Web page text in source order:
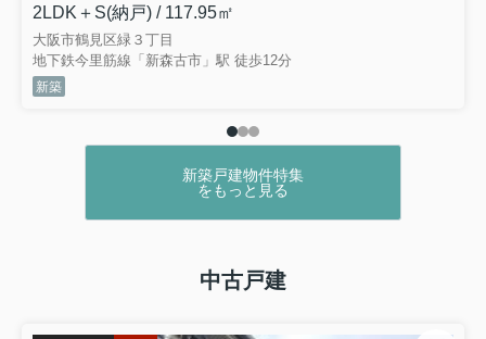
2LDK＋S(納戸) / 117.95㎡
大阪市鶴見区緑３丁目
地下鉄今里筋線「新森古市」駅 徒歩12分
新築
新築戸建物件特集
をもっと見る
中古戸建